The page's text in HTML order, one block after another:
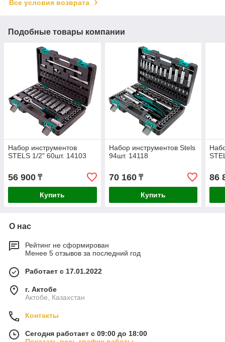
Все условия возврата
Подобные товары компании
Набор инструментов
STELS 1/2" 60шт. 14103
56 900 ₸
Купить
Набор инструментов Stels
94шт. 14118
70 160₸
Купить
86
О нас
Рейтинг не сформирован
Менее 5 отзывов за последний год
Работает с 17.01.2022
г. Актобе
Актобе, Казахстан
Контакты
Сегодня работает с 09:00 до 18:00